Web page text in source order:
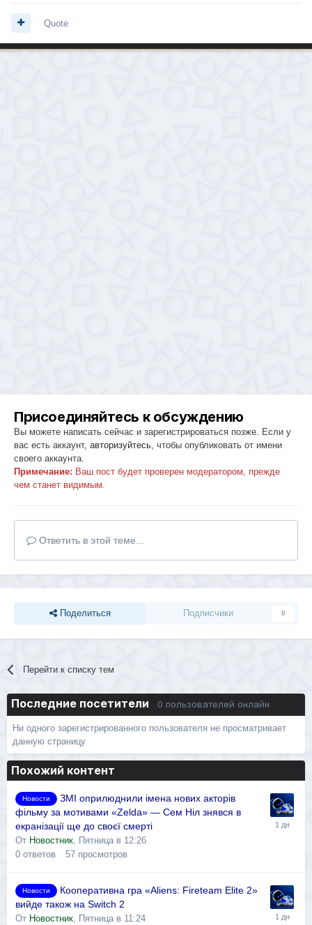
Quote
Присоединяйтесь к обсуждению
Вы можете написать сейчас и зарегистрироваться позже. Если у
вас есть аккаунт, авторизуйтесь , чтобы опубликовать от имени
своего аккаунта.
Примечание: Ваш пост будет проверен модератором, прежде
чем станет видимым.
Ответить в этой теме...
Поделиться Подписчики 0
Перейти к списку тем
Последние посетители 0 пользователей онлайн
Ни одного зарегистрированного пользователя не просматривает
данную страницу
Похожий контент
Новости
ЗМІ оприлюднили імена нових акторів
фільму за мотивами «Zelda» — Сем Ніл знявся в
екранізації ще до своєї смерті
От Новостник
Пятница в 12:26
0 ответов 57 просмотров
Новости
Кооперативна гра «Aliens: Fireteam Elite 2»
вийде також на Switch 2
От Новостник, Пятница в 11:24